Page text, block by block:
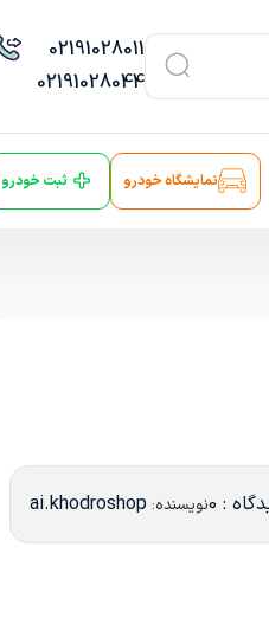
02191028011
02191028044
نمایشگاه خودرو ثبت خودرو
: 0 نویسنده: ai.khodroshop